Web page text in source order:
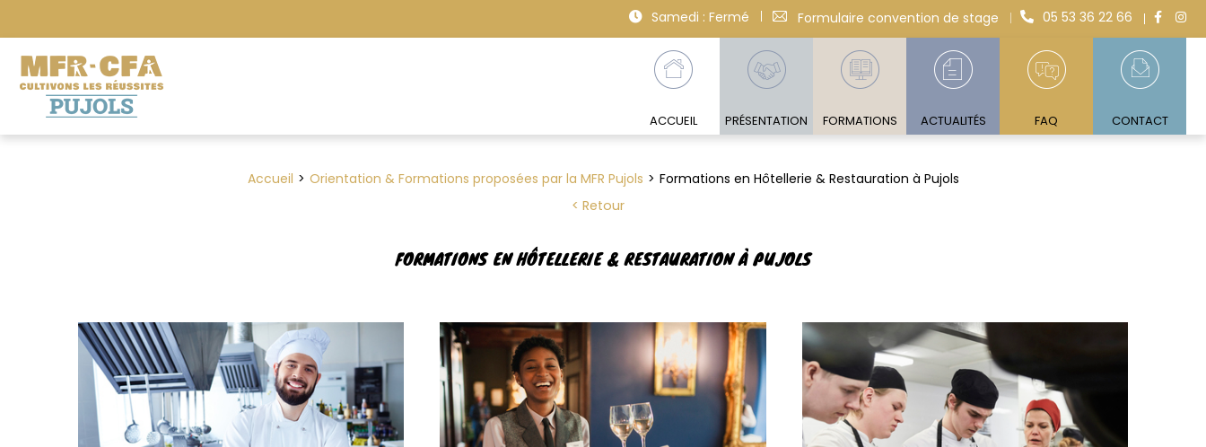
Samedi : Fermé Formulaire convention de stage 05 53 36 22 66
ACCUEIL PRÉSENTATION FORMATIONS ACTUALITÉS FAQ CONTACT
Accueil Orientation & Formations proposées par la MFR Pujols
Formations en Hôtellerie & Restauration à Pujols
Retour
FORMATIONS EN HÔTELLERIE & RESTAURATION À PUJOLS